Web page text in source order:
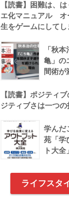
【読書】困難は、
エ化マニュアル オ
生をゲームにしてし
「秋
亀」の
間術が
【読書】ポジティ
ジティブさは一つの
学んだ
苑「学
ト大全
ライフスタ